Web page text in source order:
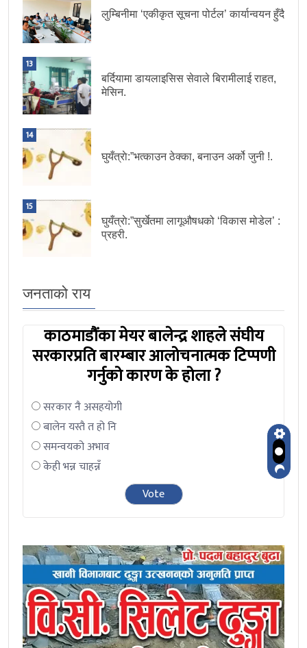
लुम्बिनीमा ‘एकीकृत सूचना पोर्टल’ कार्यान्वयन हुँदै
13
बर्दियामा डायलाइसिस सेवाले बिरामीलाई राहत,
मेसिन.
14
घुयँत्राे:”भत्काउन ठेक्का, बनाउन अर्को जुनी !.
15
घुयँत्राे:”सुर्खेतमा लागूऔषधको ‘विकास मोडेल’ :
प्रहरी.
जनताको राय
काठमाडौंका मेयर बालेन्द्र शाहले संघीय
सरकारप्रति बारम्बार आलोचनात्मक टिप्पणी
गर्नुको कारण के होला ?
सरकार नै असहयोगी
बालेन यस्तै त हो नि
समन्वयको अभाव
केही भन्न चाहन्नँ